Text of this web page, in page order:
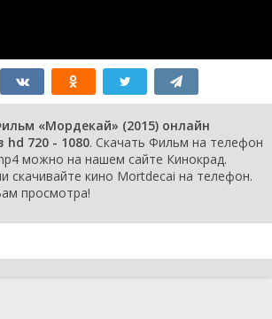
«Мордекай» (2015) онлайн
hd 720 - 1080. Скачать Фильм на телефон
можно на нашем сайте Кинокрад.
скачивайте кино Mortdecai на телефон.
просмотра!